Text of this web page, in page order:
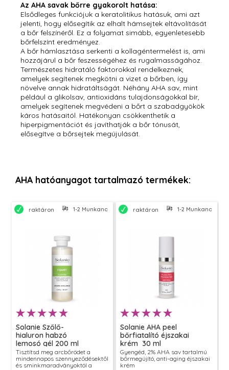
Az AHA savak bőrre gyakorolt hatása:
Elsődleges funkciójuk a keratolitikus hatásuk, ami azt
jelenti, hogy elősegítik az elhalt hámsejtek eltávolítását
a bőr felszínéről. Ez a folyamat simább, egyenletesebb
bőrfelszínt eredményez.
A bőr hámlasztása serkenti a kollagéntermelést is, ami
hozzájárul a bőr feszességéhez és rugalmasságához.
Természetes hidratáló faktorokkal rendelkeznek,
amelyek segítenek megkötni a vizet a bőrben, így
növelve annak hidratáltságát. Néhány AHA sav, mint
például a glikolsav, antioxidáns tulajdonságokkal bír,
amelyek segítenek megvédeni a bőrt a szabadgyökök
káros hatásaitól. Hatékonyan csökkenthetik a
hiperpigmentációt és javíthatják a bőr tónusát,
elősegítve a bőrsejtek megújulását.
AHA hatóanyagot tartalmazó termékek:
raktáron 1-2 Munkanapon belül szállítjuk
Solanie Szőlő-
hialuron habzó
lemosó gél 200 ml
Tisztítsd meg arcbőrödet a
mindennapos szennyeződésektől
és sminkmaradványoktól a
raktáron 1-2 Munkanapon
Solanie AHA peel
bőrfiatalító éjszakai
krém 30 ml
Gyengéd, 2% AHA sav tartalmú
bőrmegújító, anti-aging éjszakai
krém